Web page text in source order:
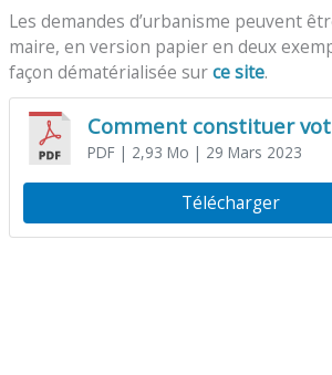
Les demandes d’urbanisme peuvent
maire, en version papier en deux
façon dématérialisée surce site.
Comment constituer
PDF| 2,93 Mo | 29 Mars 2023
Télécharger